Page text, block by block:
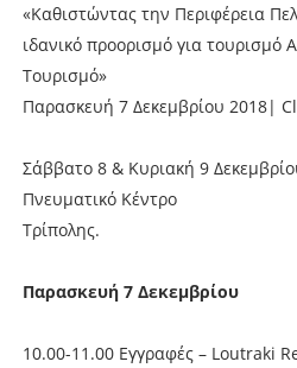
«Καθιστώντας την Περιφέρεια
ιδανικό προορισμό για τουρισμό
Τουρισμό»
Παρασκευή 7 Δεκεμβρίου 2018|
Σάββατο 8 & Κυριακή 9
Πνευματικό Κέντρο
Τρίπολης.
Παρασκευή 7 Δεκεμβρίου
10.00-11.00 Εγγραφές – Loutraki